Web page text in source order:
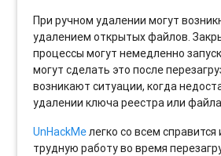
При ручном удалении могут
удалением открытых файлов.
процессы могут немедленно
могут сделать это после
возникают ситуации, когда
удалении ключа реестра или
UnHackMeлегко со всем
трудную работу во время